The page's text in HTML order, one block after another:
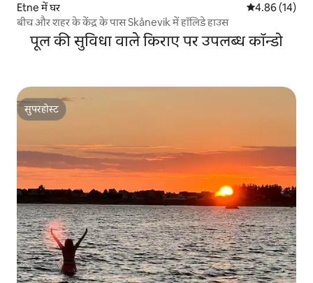
Etne में घर औसत रेटिंग 5 में
4.86 (14)
बीच और शहर के केंद्र के पास Skånevik में हॉलिडे हाउस
पूल की सुविधा वाले किराए पर उपलब्ध कॉन्डो
सुपरहोस्ट
सुपरहोस्ट